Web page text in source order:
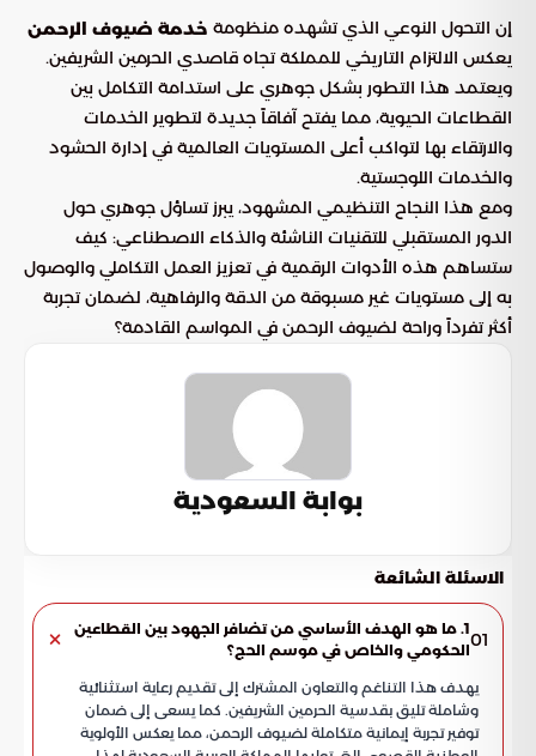
إن التحول النوعي الذي تشهده منظومة خدمة ضيوف الرحمن
يعكس الالتزام التاريخي للمملكة تجاه قاصدي الحرمين الشريفين.
ويعتمد هذا التطور بشكل جوهري على استدامة التكامل بين
القطاعات الحيوية، مما يفتح آفاقاً جديدة لتطوير الخدمات
والارتقاء بها لتواكب أعلى المستويات العالمية في إدارة الحشود
والخدمات اللوجستية.
ومع هذا النجاح التنظيمي المشهود، يبرز تساؤل جوهري حول
الدور المستقبلي للتقنيات الناشئة والذكاء الاصطناعي: كيف
ستساهم هذه الأدوات الرقمية في تعزيز العمل التكاملي والوصول
به إلى مستويات غير مسبوقة من الدقة والرفاهية، لضمان تجربة
أكثر تفرداً وراحة لضيوف الرحمن في المواسم القادمة؟
بوابة السعودية
الاسئلة الشائعة
01 1. ما هو الهدف الأساسي من تضافر الجهود بين القطاعين
الحكومي والخاص في موسم الحج؟
يهدف هذا التناغم والتعاون المشترك إلى تقديم رعاية استثنائية
وشاملة تليق بقدسية الحرمين الشريفين. كما يسعى إلى ضمان
توفير تجربة إيمانية متكاملة لضيوف الرحمن، مما يعكس الأولوية